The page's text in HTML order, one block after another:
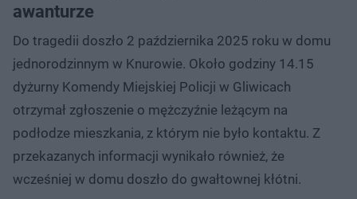
awanturze
Do tragedii doszło 2 października 2025 roku w domu
jednorodzinnym w Knurowie. Około godziny 14.15
dyżurny Komendy Miejskiej Policji w Gliwicach
otrzymał zgłoszenie o mężczyźnie leżącym na
podłodze mieszkania, z którym nie było kontaktu. Z
przekazanych informacji wynikało również, że
wcześniej w domu doszło do gwałtownej kłótni.